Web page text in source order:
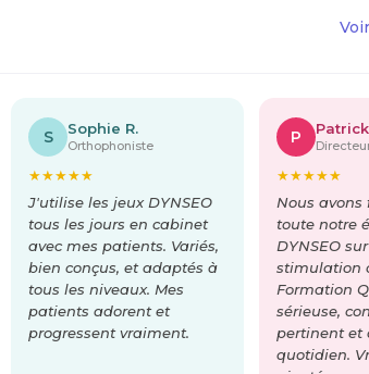
S Sophie R.
Orthophoniste
★★★★★
J'utilise les jeux DYNSEO
tous les jours en cabinet
avec mes patients. Variés,
bien conçus, et adaptés à
tous les niveaux. Mes
patients adorent et
progressent vraiment.
P
★★★★★
Nous
toute notre
DYNSEO
stimulation
Formation
sérieuse,
pertinent et
quotidien.